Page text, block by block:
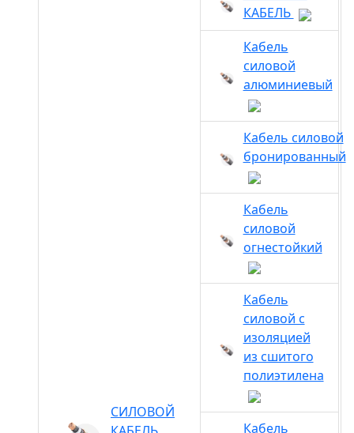
СИЛОВОЙ
КАБЕЛЬ
Кабель
силовой
алюминиевый
Кабель силовой
бронированный
Кабель
силовой
огнестойкий
Кабель
силовой с
изоляцией
из сшитого
полиэтилена
Кабель